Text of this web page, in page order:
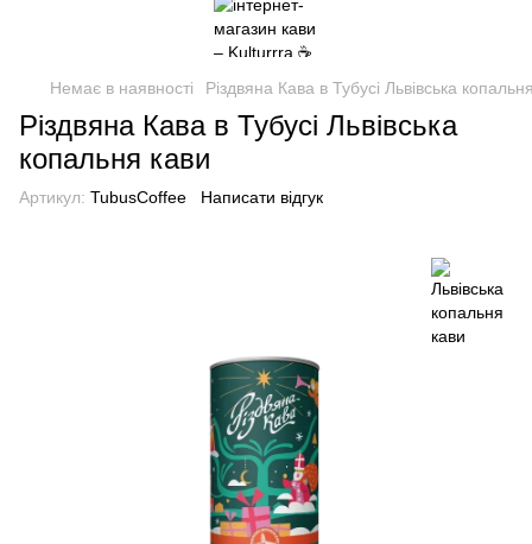
Немає в наявності Різдвяна Кава в Тубусі Львівська
Різдвяна Кава в Тубусі Львівська
копальня кави
Артикул: TubusCoffee Написати відгук